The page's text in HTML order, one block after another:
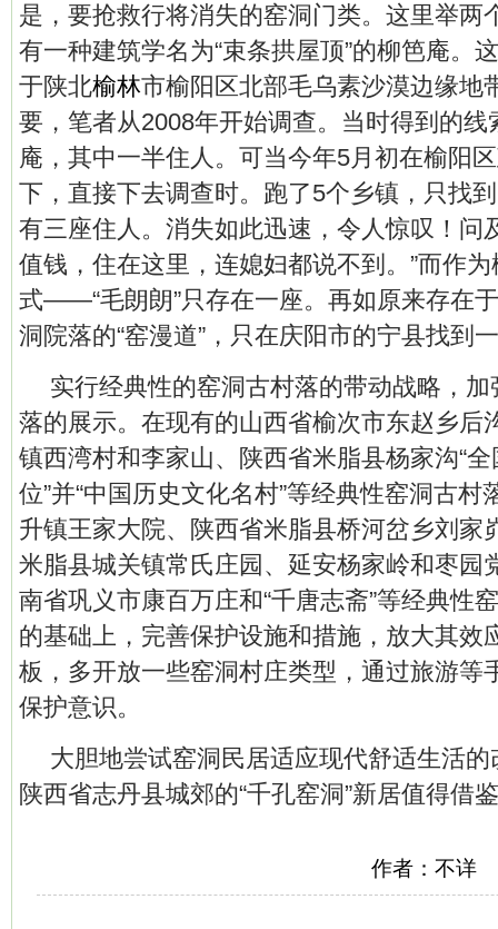
是，要抢救行将消失的窑洞门类。这里举两
有一种建筑学名为“束条拱屋顶”的柳笆庵。
于陕北榆林市榆阳区北部毛乌素沙漠边缘地
要，笔者从2008年开始调查。当时得到的线
庵，其中一半住人。可当今年5月初在榆阳
下，直接下去调查时。跑了5个乡镇，只找
有三座住人。消失如此迅速，令人惊叹！问
值钱，住在这里，连媳妇都说不到。”而作
式——“毛朗朗”只存在一座。再如原来存在
洞院落的“窑漫道”，只在庆阳市的宁县找到
实行经典性的窑洞古村落的带动战略，
落的展示。在现有的山西省榆次市东赵乡后
镇西湾村和李家山、陕西省米脂县杨家沟“
位”并“中国历史文化名村”等经典性窑洞古村
升镇王家大院、陕西省米脂县桥河岔乡刘家
米脂县城关镇常氏庄园、延安杨家岭和枣园
南省巩义市康百万庄和“千唐志斋”等经典性
的基础上，完善保护设施和措施，放大其效
板，多开放一些窑洞村庄类型，通过旅游等
保护意识。
大胆地尝试窑洞民居适应现代舒适生活
陕西省志丹县城郊的“千孔窑洞”新居值得借
作者：不详